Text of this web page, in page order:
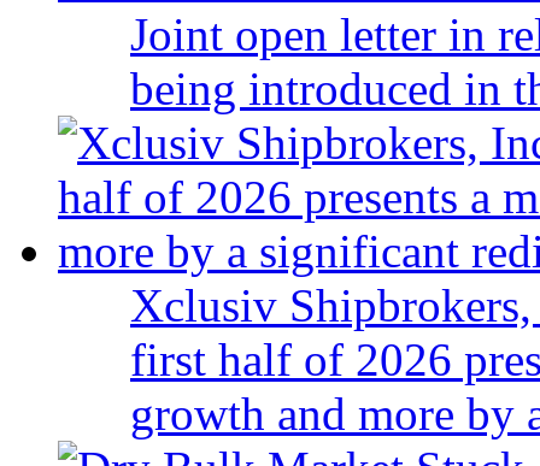
Joint open letter in
being introduced in
Xclusiv
first half of 2026
growth and more